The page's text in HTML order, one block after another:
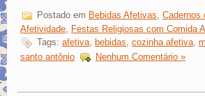
Postado em Bebidas Afetivas Cadernos
Afetividade, Festas Religiosas com Comida
Tags: afetiva, bebidas, cozinha afetiva,
santo antônio
Nenhum Comentário »